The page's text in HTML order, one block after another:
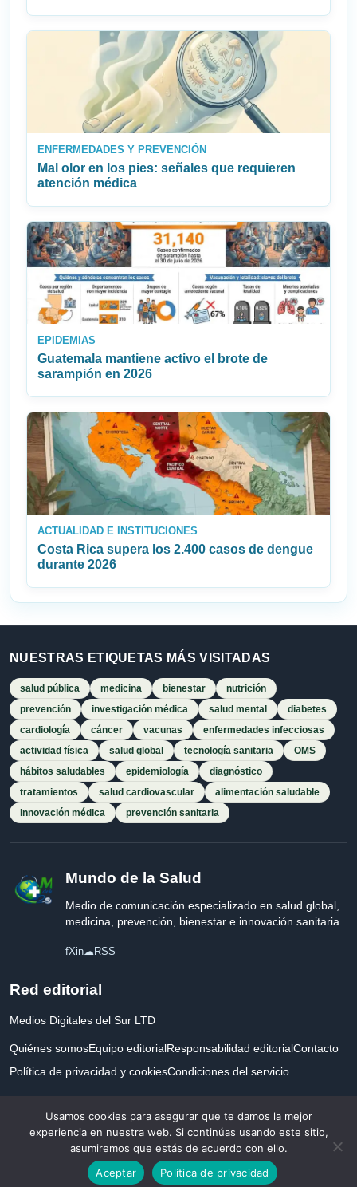
ENFERMEDADES Y PREVENCIÓN
Mal olor en los pies: señales que requieren
atención médica
EPIDEMIAS
Guatemala mantiene activo el brote de
sarampión en 2026
ACTUALIDAD E INSTITUCIONES
Costa Rica supera los 2.400 casos de dengue
durante 2026
NUESTRAS ETIQUETAS MÁS VISITADAS
salud pública medicina bienestar
nutrición
prevención
investigación médica salud mental
diabetes
cardiología
cáncer vacunas
enfermedades infecciosas
actividad física
salud global tecnología sanitaria
OMS
hábitos saludables
epidemiología
diagnóstico
tratamientos
salud cardiovascular
alimentación saludable
innovación médica
prevención sanitaria
Mundo de la Salud
Medio de comunicación especializado en salud global,
medicina, prevención, bienestar e innovación sanitaria.
fXin☁RSS
Red editorial
Medios Digitales del Sur LTD
Quiénes somosEquipo editorialResponsabilidad editorialContacto
Política de privacidad y cookiesCondiciones del servicio
© 2026 Mundo de la Salud. Todos los derechos reservados. Desarrollado con
por la salud.
Usamos cookies para asegurar que te damos la mejor
experiencia en nuestra web. Si continúas usando este sitio,
asumiremos que estás de acuerdo con ello.
Aceptar
Política de privacidad